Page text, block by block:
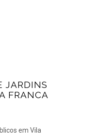
JARDINS
FRANCA
em Vila